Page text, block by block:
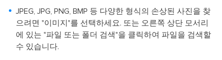
JPEG, JPG, PNG, BMP 등 다양한 형식의 손상된 사진을 찾
으려면 "이미지"를 선택하세요. 또는 오른쪽 상단 모서리
에 있는 "파일 또는 폴더 검색"을 클릭하여 파일을 검색할
수 있습니다.